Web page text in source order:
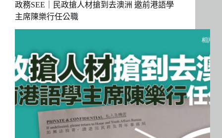
政務SEE｜民政搶人材搶到去澳洲 邀前港語學
主席陳樂行任公職